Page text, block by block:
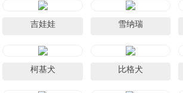
吉娃娃 雪纳瑞
柯基犬 比格犬